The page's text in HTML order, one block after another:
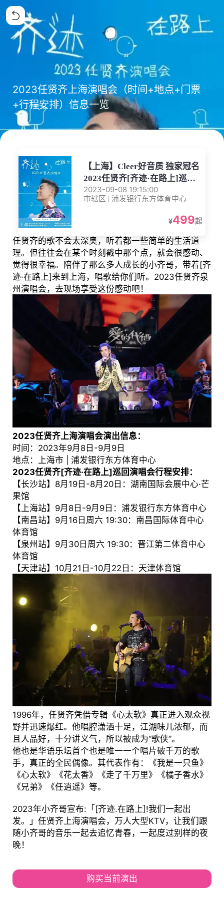
2023任贤齐上海演唱会（时间+地点+门票
+行程安排）信息一览
【上海】Cleer好音质 独家冠名
2023任贤齐[齐迹·在路上]巡回
演唱会-上海站
2023-09-08 19:15:00
市辖区 | 浦发银行东方体育中心
¥499起
任贤齐的歌不会太深奥，听着都一些简单的生活道
理。但往往会在某个时刻戳中那个点，就会很感动、
觉得很幸福。陪伴了那么多人成长的小齐哥，带着[齐
迹·在路上]来到上海，唱歌给你们听。2023任贤齐泉
州演唱会，去现场享受这份感动吧！
2023任贤齐上海演唱会演出信息：
时间：2023年9月8日-9月9日
地点：上海市 | 浦发银行东方体育中心
2023任贤齐[齐迹·在路上]巡回演唱会行程安排：
【长沙站】8月19日-8月20日：湖南国际会展中心·芒
果馆
【上海站】9月8日-9月9日：浦发银行东方体育中心
【南昌站】9月16日周六 19:30：南昌国际体育中心
体育馆
【泉州站】9月30日周六 19:30：晋江第二体育中心
体育馆
【天津站】10月21日-10月22日：天津体育馆
1996年，任贤齐凭借专辑《心太软》真正进入观众视
野并迅速爆红。他唱腔潇洒十足，江湖味儿浓郁，而
且人品好，十分讲义气，所以被成为“歌侠”。
他也是华语乐坛首个也是唯一一个唱片破千万的歌
手，真正的全民偶像。其代表作有：《我是一只鱼》
《心太软》《花太香》《走了千万里》《橘子香水》
《兄弟》《任逍遥》等。
2023年小齐哥宣布:「[齐迹.在路上]!我们一起出
发。」任贤齐上海演唱会，万人大型KTV，让我们跟
随小齐哥的音乐一起去追忆青春，一起度过别样的夜
晚！
购买当前演出